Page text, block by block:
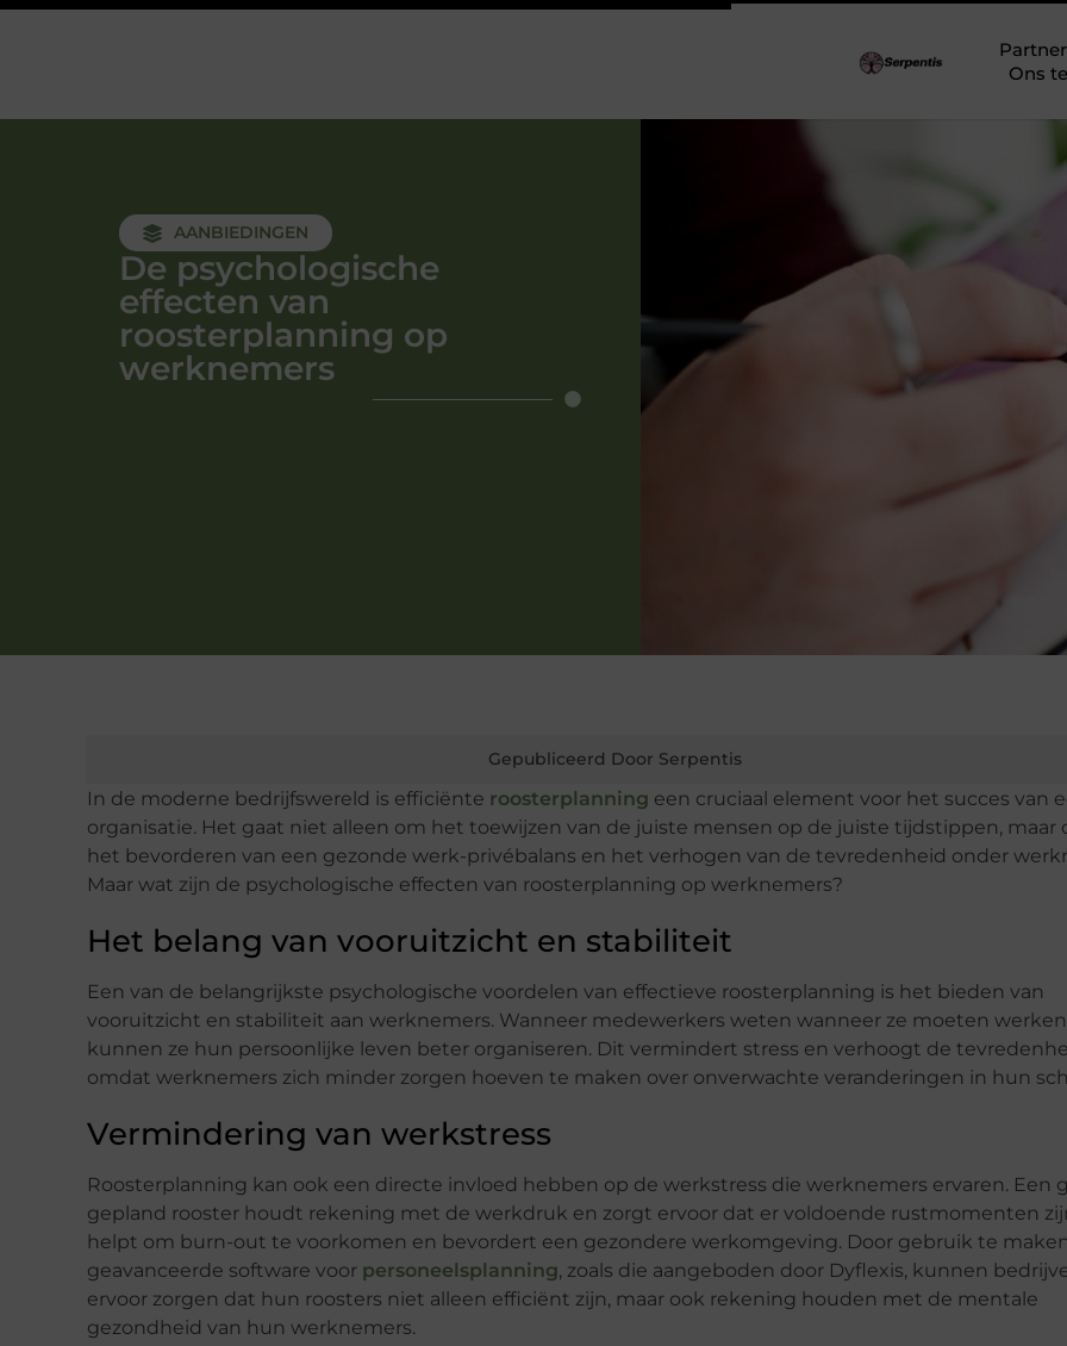
Ons
AANBIEDINGEN
De psychologische
effecten van
roosterplanning op
werknemers
Gepubliceerd Door Serpentis
In de moderne bedrijfswereld is efficiënte roosterplanning een cruciaal element voor het succes van
organisatie. Het gaat niet alleen om het toewijzen van de juiste mensen op de juiste tijdstippen, maar
het bevorderen van een gezonde werk-privébalans en het verhogen van de tevredenheid onder
Maar wat zijn de psychologische effecten van roosterplanning op werknemers?
Het belang van vooruitzicht en stabiliteit
Een van de belangrijkste psychologische voordelen van effectieve roosterplanning is het bieden van
vooruitzicht en stabiliteit aan werknemers. Wanneer medewerkers weten wanneer ze moeten
kunnen ze hun persoonlijke leven beter organiseren. Dit vermindert stress en verhoogt de
omdat werknemers zich minder zorgen hoeven te maken over onverwachte veranderingen in hun
Vermindering van werkstress
Roosterplanning kan ook een directe invloed hebben op de werkstress die werknemers ervaren. Een
gepland rooster houdt rekening met de werkdruk en zorgt ervoor dat er voldoende rustmomenten
helpt om burn-out te voorkomen en bevordert een gezondere werkomgeving. Door gebruik te
geavanceerde software voor personeelsplanning, zoals die aangeboden door Dyflexis, kunnen
ervoor zorgen dat hun roosters niet alleen efficiënt zijn, maar ook rekening houden met de mentale
gezondheid van hun werknemers.